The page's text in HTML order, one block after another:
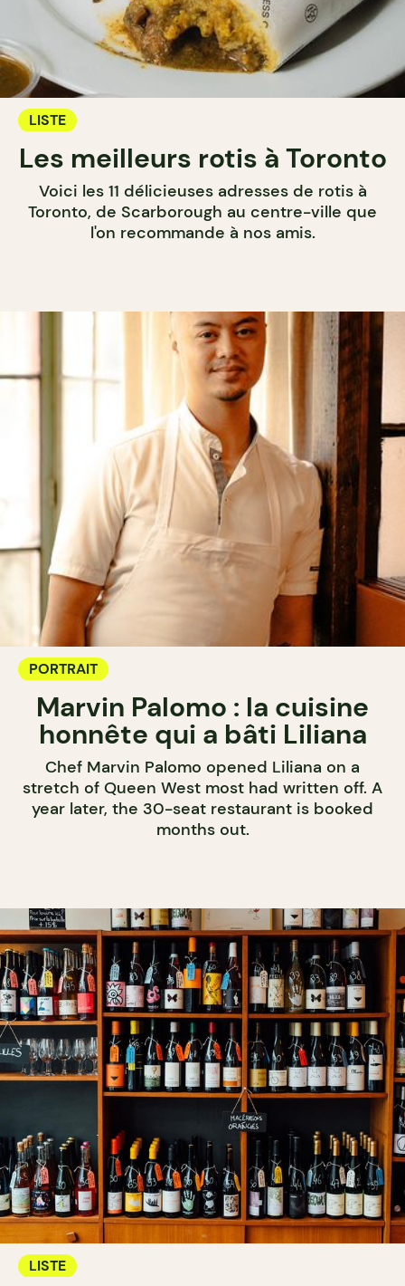
LISTE
Les meilleurs rotis à Toronto
Voici les 11 délicieuses adresses de rotis à
Toronto, de Scarborough au centre-ville que
l'on recommande à nos amis.
PORTRAIT
Marvin Palomo : la cuisine
honnête qui a bâti Liliana
Chef Marvin Palomo opened Liliana on a
stretch of Queen West most had written off. A
year later, the 30-seat restaurant is booked
months out.
LISTE